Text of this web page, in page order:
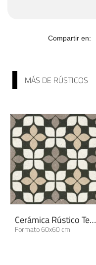
Compartir en:
MÁS DE RÚSTICOS
Cerámica Rústico Tesela | Colección Sens...
Formato 60x60 cm